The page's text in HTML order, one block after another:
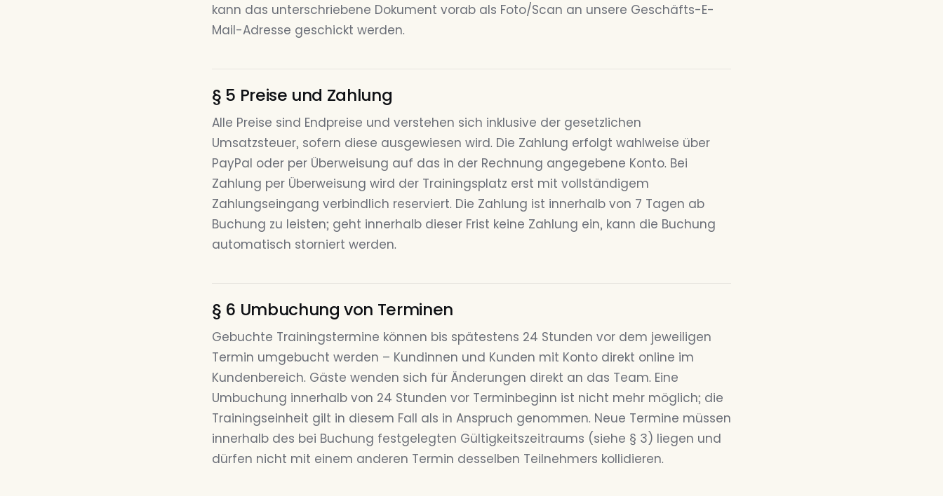
kann das unterschriebene Dokument vorab als Foto/Scan an unsere Geschäfts-E-
Mail-Adresse geschickt werden.
§ 5 Preise und Zahlung
Alle Preise sind Endpreise und verstehen sich inklusive der gesetzlichen
Umsatzsteuer, sofern diese ausgewiesen wird. Die Zahlung erfolgt wahlweise über
PayPal oder per Überweisung auf das in der Rechnung angegebene Konto. Bei
Zahlung per Überweisung wird der Trainingsplatz erst mit vollständigem
Zahlungseingang verbindlich reserviert. Die Zahlung ist innerhalb von 7 Tagen ab
Buchung zu leisten; geht innerhalb dieser Frist keine Zahlung ein, kann die Buchung
automatisch storniert werden.
§ 6 Umbuchung von Terminen
Gebuchte Trainingstermine können bis spätestens 24 Stunden vor dem jeweiligen
Termin umgebucht werden – Kundinnen und Kunden mit Konto direkt online im
Kundenbereich. Gäste wenden sich für Änderungen direkt an das Team. Eine
Umbuchung innerhalb von 24 Stunden vor Terminbeginn ist nicht mehr möglich; die
Trainingseinheit gilt in diesem Fall als in Anspruch genommen. Neue Termine müssen
innerhalb des bei Buchung festgelegten Gültigkeitszeitraums (siehe § 3) liegen und
dürfen nicht mit einem anderen Termin desselben Teilnehmers kollidieren.